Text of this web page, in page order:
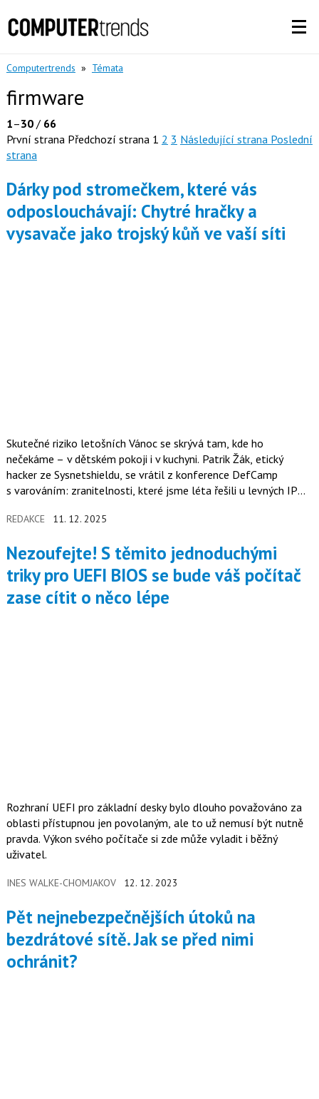
Computertrends » Témata
firmware
1–30/ 66
První strana Předchozí strana 1 2 3 Následující strana Poslední
strana
Dárky pod stromečkem, které vás
odposlouchávají: Chytré hračky a
vysavače jako trojský kůň ve vaší síti
Skutečné riziko letošních Vánoc se skrývá tam, kde ho
nečekáme – v dětském pokoji i v kuchyni. Patrik Žák, etický
hacker ze Sysnetshieldu, se vrátil z konference DefCamp
s varováním: zranitelnosti, které jsme léta řešili u levných IP
pouze pro domácnosti, ale i pro firmy, protože hranice mezi
REDAKCE 11. 12. 2025
Nezoufejte! S těmito jednoduchými
triky pro UEFI BIOS se bude váš počítač
zase cítit o něco lépe
Rozhraní UEFI pro základní desky bylo dlouho považováno za
oblasti přístupnou jen povolaným, ale to už nemusí být nutně
pravda. Výkon svého počítače si zde může vyladit i běžný
uživatel.
INES WALKE-CHOMJAKOV 12. 12. 2023
Pět nejnebezpečnějších útoků na
bezdrátové sítě. Jak se před nimi
ochránit?